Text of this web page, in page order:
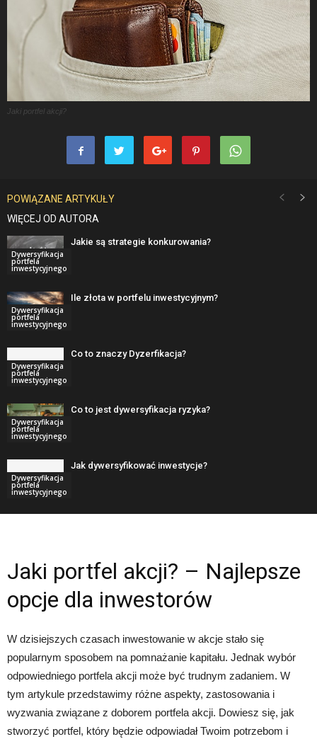
Jaki portfel akcji?
POWIĄZANE ARTYKUŁY
WIĘCEJ OD AUTORA
Dywersyfikacja
portfela
inwestycyjnego
Jakie są strategie konkurowania?
Dywersyfikacja
portfela
inwestycyjnego
Ile złota w portfelu inwestycyjnym?
Dywersyfikacja
portfela
inwestycyjnego
Co to znaczy Dyzerfikacja?
Dywersyfikacja
portfela
inwestycyjnego
Co to jest dywersyfikacja ryzyka?
Dywersyfikacja
portfela
inwestycyjnego
Jak dywersyfikować inwestycje?
Jaki portfel akcji? – Najlepsze
opcje dla inwestorów
W dzisiejszych czasach inwestowanie w akcje stało się
popularnym sposobem na pomnażanie kapitału. Jednak wybór
odpowiedniego portfela akcji może być trudnym zadaniem. W
tym artykule przedstawimy różne aspekty, zastosowania i
wyzwania związane z doborem portfela akcji. Dowiesz się, jak
stworzyć portfel, który będzie odpowiadał Twoim potrzebom i